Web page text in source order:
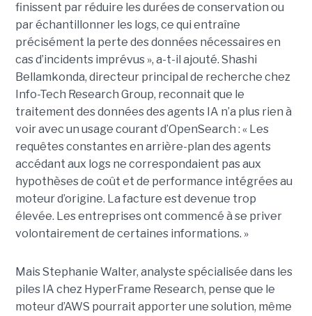
finissent par réduire les durées de conservation ou
par échantillonner les logs, ce qui entraîne
précisément la perte des données nécessaires en
cas d’incidents imprévus », a-t-il ajouté. Shashi
Bellamkonda, directeur principal de recherche chez
Info-Tech Research Group, reconnait que le
traitement des données des agents IA n’a plus rien à
voir avec un usage courant d’OpenSearch : « Les
requêtes constantes en arrière-plan des agents
accédant aux logs ne correspondaient pas aux
hypothèses de coût et de performance intégrées au
moteur d’origine. La facture est devenue trop
élevée. Les entreprises ont commencé à se priver
volontairement de certaines informations. »
Mais Stephanie Walter, analyste spécialisée dans les
piles IA chez HyperFrame Research, pense que le
moteur d’AWS pourrait apporter une solution, même